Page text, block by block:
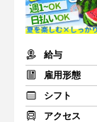
給与
雇用形態
シフト
アクセス